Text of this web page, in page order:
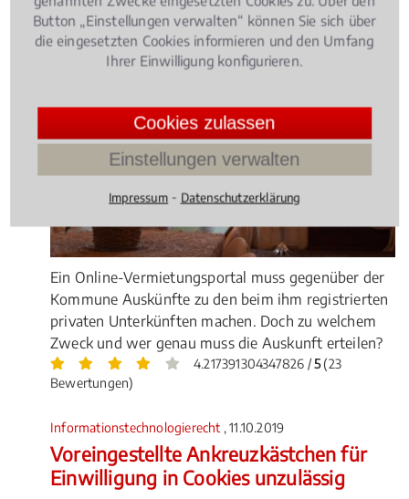
Rechtsbeiträge zu IT-Recht
Informationstechnologierecht, 10.04.2018(Update
Internetportal muss Auskunft zu
privaten Unterkünften erteilen
Ein Online-Vermietungsportal muss gegenüber der
Kommune Auskünfte zu den beim ihm registrierten
privaten Unterkünften machen. Doch zu welchem
Zweck und wer genau muss die Auskunft erteilen?
4.217391304347826 /5(23
Bewertungen)
Informationstechnologierecht , 11.10.2019
Voreingestellte Ankreuzkästchen für
Einwilligung in Cookies unzulässig
Button „Einstellungen verwalten“ können Sie sich über
die eingesetzten Cookies informieren und den Umfang
Ihrer Einwilligung konfigurieren.
Cookies zulassen
Einstellungen verwalten
Impressum ⁃ Datenschutzerklärung